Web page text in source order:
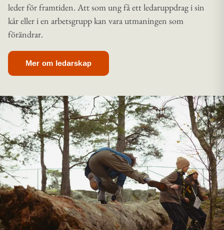
leder för framtiden. Att som ung få ett ledaruppdrag i sin
kår eller i en arbetsgrupp kan vara utmaningen som
förändrar.
Mer om ledarskap